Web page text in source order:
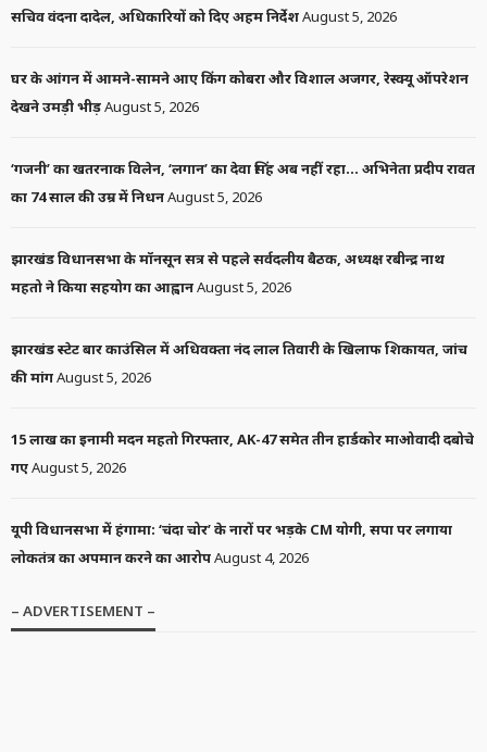
सचिव वंदना दादेल, अधिकारियों को दिए अहम निर्देशAugust 5, 2026
घर के आंगन में आमने-सामने आए किंग कोबरा और विशाल अजगर, रेस्क्यू ऑपरेशन
देखने उमड़ी भीड़August 5, 2026
‘गजनी’ का खतरनाक विलेन, ‘लगान’ का देवा सिंह अब नहीं रहा… अभिनेता प्रदीप रावत
का 74 साल की उम्र में निधनAugust 5, 2026
झारखंड विधानसभा के मॉनसून सत्र से पहले सर्वदलीय बैठक, अध्यक्ष रबीन्द्र नाथ
महतो ने किया सहयोग का आह्वानAugust 5, 2026
झारखंड स्टेट बार काउंसिल में अधिवक्ता नंद लाल तिवारी के खिलाफ शिकायत, जांच
की मांगAugust 5, 2026
15 लाख का इनामी मदन महतो गिरफ्तार, AK-47 समेत तीन हार्डकोर माओवादी दबोचे
गएAugust 5, 2026
यूपी विधानसभा में हंगामा: ‘चंदा चोर’ के नारों पर भड़के CM योगी, सपा पर लगाया
लोकतंत्र का अपमान करने का आरोपAugust 4, 2026
– ADVERTISEMENT –